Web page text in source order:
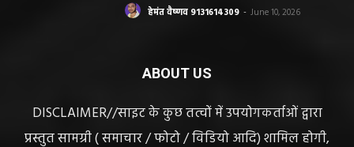
हेमंत वैष्णव 9131614309 - June 10, 2026
ABOUT US
DISCLAIMER//साइट के कुछ तत्वों में उपयोगकर्ताओं द्वारा
प्रस्तुत सामग्री ( समाचार / फोटो / विडियो आदि) शामिल होगी,